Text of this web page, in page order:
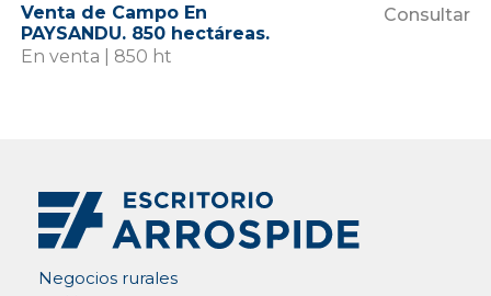
Venta de Campo En
PAYSANDU. 850 hectáreas.
Consultar
En venta | 850 ht
Negocios rurales